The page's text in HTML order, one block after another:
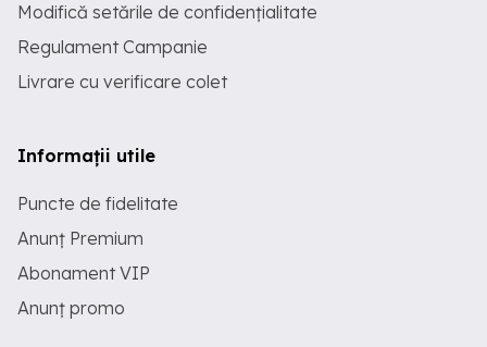
Modifică setările de confidențialitate
Regulament Campanie
Livrare cu verificare colet
Informații utile
Puncte de fidelitate
Anunț Premium
Abonament VIP
Anunț promo